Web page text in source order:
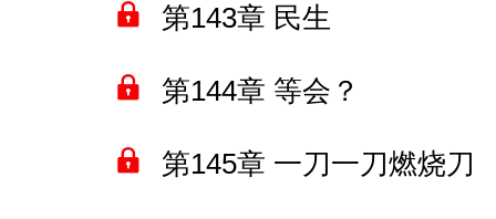
第143章 民生
第144章 等会？
第145章 一刀一刀燃烧刀